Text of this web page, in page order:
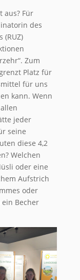
aus? Für
des
(RUZ)
Zum
Platz für
für uns
kann. Wenn
jeder
seine
diese 4,2
Welchen
oder eine
Aufstrich
oder
Becher